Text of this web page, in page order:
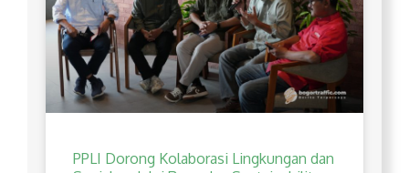
PPLI Dorong Kolaborasi Lingkungan dan